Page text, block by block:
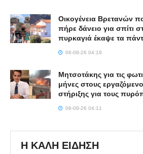
Οικογένεια Βρετανών
πήρε δάνειο για σπίτι
πυρκαγιά έκαψε τα
06-08-26 04:19
Μητσοτάκης για τις
μήνες στους
στήριξης για τους
06-08-26 04:11
Η ΚΑΛΗ ΕΙΔΗΣΗ